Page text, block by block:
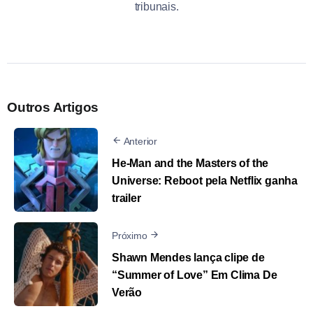
tribunais.
Outros Artigos
Anterior
He-Man and the Masters of the
Universe: Reboot pela Netflix ganha
trailer
Próximo
Shawn Mendes lança clipe de
“Summer of Love” Em Clima De
Verão